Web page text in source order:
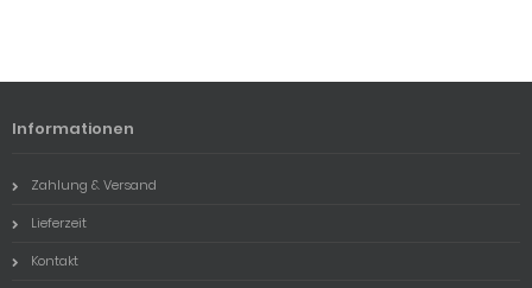
Informationen
Zahlung & Versand
Lieferzeit
Kontakt